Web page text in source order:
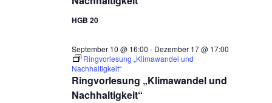
HGB 20
Ringvorlesung „Klimawandel und
Nachhaltigkeit“
September 10 @ 16:00 - Dezember 17 @ 17:00
Ringvorlesung „Klimawandel und
Nachhaltigkeit“